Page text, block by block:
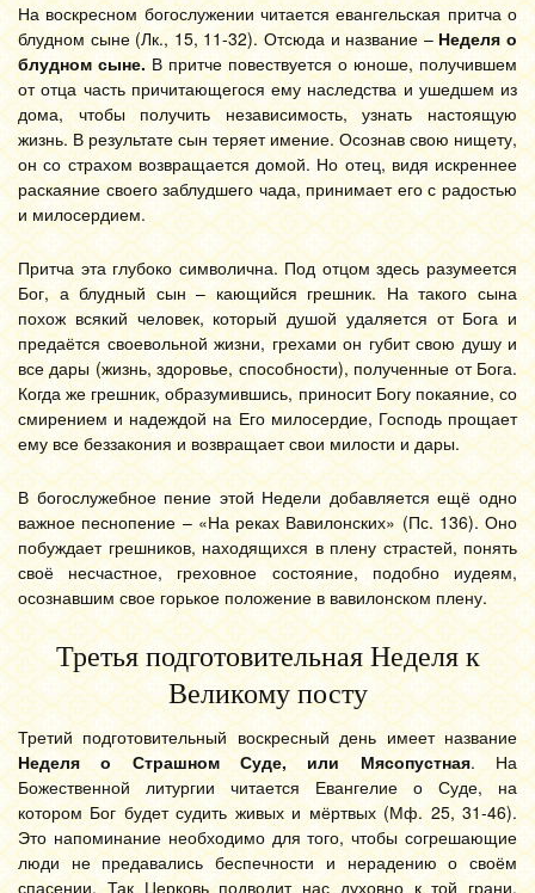
На воскресном богослужении читается евангельская притча о
блудном сыне (Лк., 15, 11-32). Отсюда и название –Неделя о
блудном сыне.В притче повествуется о юноше, получившем
от отца часть причитающегося ему наследства и ушедшем из
дома, чтобы получить независимость, узнать настоящую
жизнь. В результате сын теряет имение. Осознав свою нищету,
он со страхом возвращается домой. Но отец, видя искреннее
раскаяние своего заблудшего чада, принимает его с радостью
и милосердием.
Притча эта глубоко символична. Под отцом здесь разумеется
Бог, а блудный сын – кающийся грешник. На такого сына
похож всякий человек, который душой удаляется от Бога и
предаётся своевольной жизни, грехами он губит свою душу и
все дары (жизнь, здоровье, способности), полученные от Бога.
Когда же грешник, образумившись, приносит Богу покаяние, со
смирением и надеждой на Его милосердие, Господь прощает
ему все беззакония и возвращает свои милости и дары.
В богослужебное пение этой Недели добавляется ещё одно
важное песнопение – «На реках Вавилонских» (Пс. 136). Оно
побуждает грешников, находящихся в плену страстей, понять
своё несчастное, греховное состояние, подобно иудеям,
осознавшим свое горькое положение в вавилонском плену.
Третья подготовительная Неделя к
Великому посту
Третий подготовительный воскресный день имеет название
Неделя о Страшном Суде, или Мясопустная. На
Божественной литургии читается Евангелие о Суде, на
котором Бог будет судить живых и мёртвых (Мф. 25, 31-46).
Это напоминание необходимо для того, чтобы согрешающие
люди не предавались беспечности и нерадению о своём
спасении. Так Церковь подводит нас духовно к той грани,